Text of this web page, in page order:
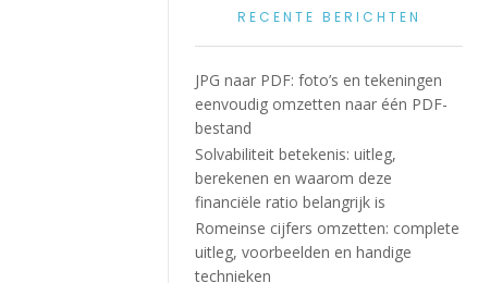
RECENTE BERICHTEN
JPG naar PDF: foto’s en tekeningen
eenvoudig omzetten naar één PDF-
bestand
Solvabiliteit betekenis: uitleg,
berekenen en waarom deze
financiële ratio belangrijk is
Romeinse cijfers omzetten: complete
uitleg, voorbeelden en handige
technieken